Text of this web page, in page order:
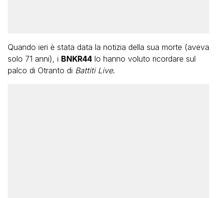
Quando ieri è stata data la notizia della sua morte (aveva
solo 71 anni), i BNKR44 lo hanno voluto ricordare sul
palco di Otranto di Battiti Live.